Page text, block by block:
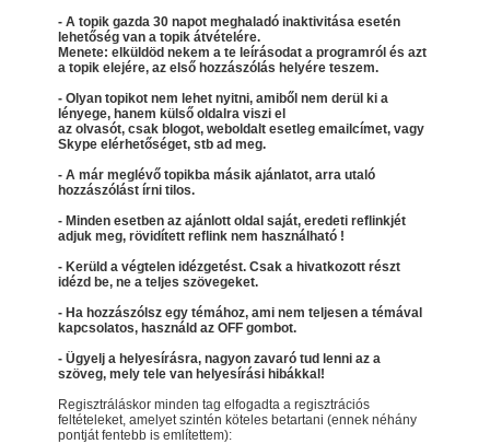
- A topik gazda 30 napot meghaladó inaktivitása esetén
lehetőség van a topik átvételére.
Menete: elküldöd nekem a te leírásodat a programról és azt
a topik elejére, az első hozzászólás helyére teszem.
- Olyan topikot nem lehet nyitni, amiből nem derül ki a
lényege, hanem külső oldalra viszi el
az olvasót, csak blogot, weboldalt esetleg emailcímet, vagy
Skype elérhetőséget, stb ad meg.
- A már meglévő topikba másik ajánlatot, arra utaló
hozzászólást írni tilos.
- Minden esetben az ajánlott oldal saját, eredeti reflinkjét
adjuk meg, rövidített reflink nem használható !
- Kerüld a végtelen idézgetést. Csak a hivatkozott részt
idézd be, ne a teljes szövegeket.
- Ha hozzászólsz egy témához, ami nem teljesen a témával
kapcsolatos, használd az OFF gombot.
- Ügyelj a helyesírásra, nagyon zavaró tud lenni az a
szöveg, mely tele van helyesírási hibákkal!
Regisztráláskor minden tag elfogadta a regisztrációs
feltételeket, amelyet szintén köteles betartani (ennek néhány
pontját fentebb is említettem):